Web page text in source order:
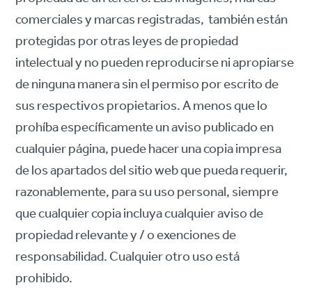
comerciales y marcas registradas, también están
protegidas por otras leyes de propiedad
intelectual y no pueden reproducirse ni apropiarse
de ninguna manera sin el permiso por escrito de
sus respectivos propietarios. A menos que lo
prohíba específicamente un aviso publicado en
cualquier página, puede hacer una copia impresa
de los apartados del sitio web que pueda requerir,
razonablemente, para su uso personal, siempre
que cualquier copia incluya cualquier aviso de
propiedad relevante y / o exenciones de
responsabilidad. Cualquier otro uso está
prohibido.